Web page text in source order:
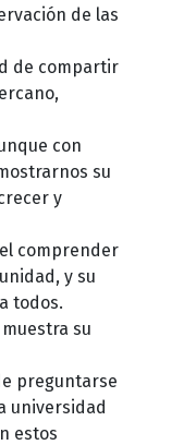
de las
de compartir
con
su
y
comprender
y su
todos.
su
preguntarse
universidad
estos